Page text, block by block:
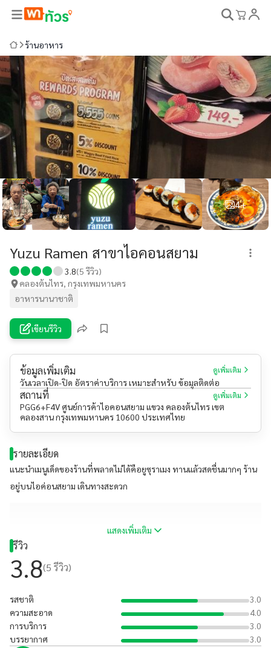
ร้านอาหาร
4+
Yuzu Ramen สาขาไอคอนสยาม
3.8(5 รีวิว)
คลองต้นไทร, กรุงเทพมหานคร
อาหารนานาชาติ
เขียนรีวิว
ข้อมูลเพิ่มเติม ดูเพิ่มเติม
วันเวลาเปิด-ปิด อัตราค่าบริการ เหมาะสำหรับ ข้อมูลติดต่อ
สถานที่ ดูเพิ่มเติม
PGG6+F4V ศูนย์การค้าไอคอนสยาม แขวง คลองต้นไทร เขต
คลองสาน กรุงเทพมหานคร 10600 ประเทศไทย
รายละเอียด
แนะนำเมนูเด็ดของร้านที่พลาดไม่ได้คือยูซุราเมง ทานแล้วสดชื่นมากๆ ร้าน
อยู่บนไอค่อนสยาม เดินทางสะดวก
แสดงเพิ่มเติม
รีวิว
3.8(5 รีวิว)
รสชาติ
3.0
ความสะอาด
4.0
การบริการ
3.0
บรรยากาศ
3.0